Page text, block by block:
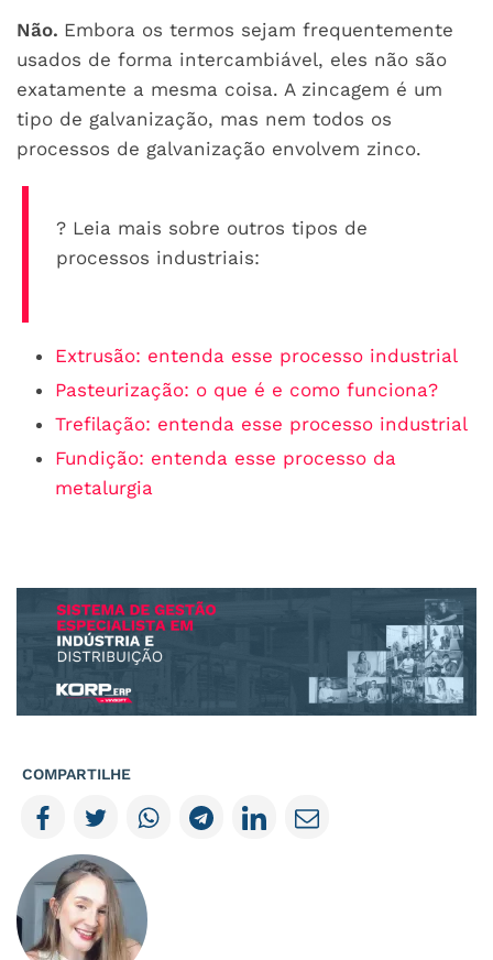
Não. Embora os termos sejam frequentemente
usados de forma intercambiável, eles não são
exatamente a mesma coisa. A zincagem é um
tipo de galvanização, mas nem todos os
processos de galvanização envolvem zinco.
? Leia mais sobre outros tipos de
processos industriais:
Extrusão: entenda esse processo industrial
Pasteurização: o que é e como funciona?
Trefilação: entenda esse processo industrial
Fundição: entenda esse processo da
metalurgia
COMPARTILHE